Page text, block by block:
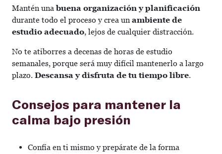
Mantén unabuena organización y planificación
durante todo el proceso y crea un ambiente de
estudio adecuado, lejos de cualquier distracción.
No te atiborres a decenas de horas de estudio
semanales, porque será muy difícil mantenerlo a largo
plazo. Descansa y disfruta de tu tiempo libre.
Consejos para mantener la
calma bajo presión
Confía en ti mismo y prepárate de la forma